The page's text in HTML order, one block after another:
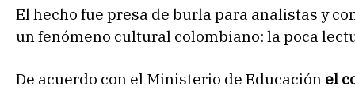
El hecho fue presa de burla para analistas y
un fenómeno cultural colombiano: la poca
De acuerdo con el Ministerio de Educación el